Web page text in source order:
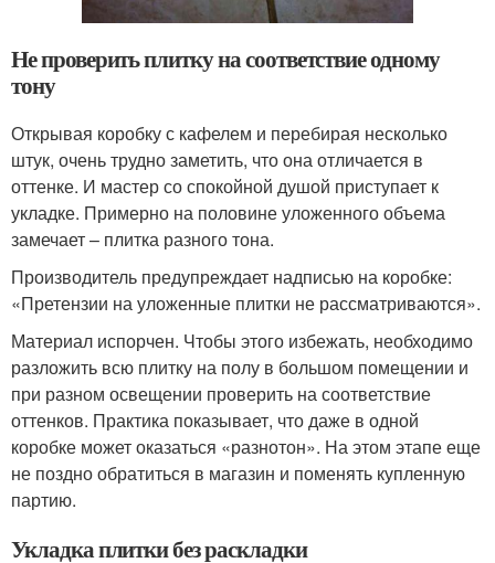
Не проверить плитку на соответствие одному
тону
Открывая коробку с кафелем и перебирая несколько
штук, очень трудно заметить, что она отличается в
оттенке. И мастер со спокойной душой приступает к
укладке. Примерно на половине уложенного объема
замечает – плитка разного тона.
Производитель предупреждает надписью на коробке:
«Претензии на уложенные плитки не рассматриваются».
Материал испорчен. Чтобы этого избежать, необходимо
разложить всю плитку на полу в большом помещении и
при разном освещении проверить на соответствие
оттенков. Практика показывает, что даже в одной
коробке может оказаться «разнотон». На этом этапе еще
не поздно обратиться в магазин и поменять купленную
партию.
Укладка плитки без раскладки